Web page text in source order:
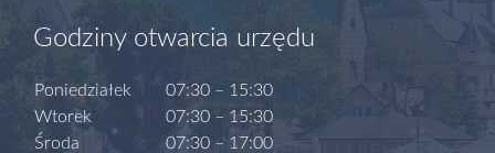
Godziny otwarcia urzędu
Poniedziałek
Wtorek
Środa
07:30 – 15:30
07:30 – 15:30
07:30 – 17:00